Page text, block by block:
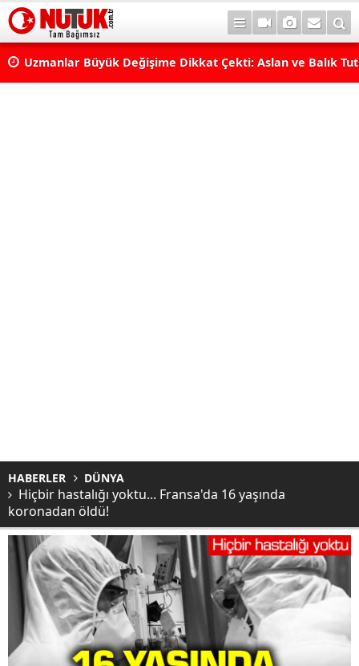
Uzmanlar Büyük Değişime Dikkat Çekti: Aslan ve Balık
HABERLER DÜNYA
Hiçbir hastalığı yoktu... Fransa'da 16 yaşında
koronadan öldü!